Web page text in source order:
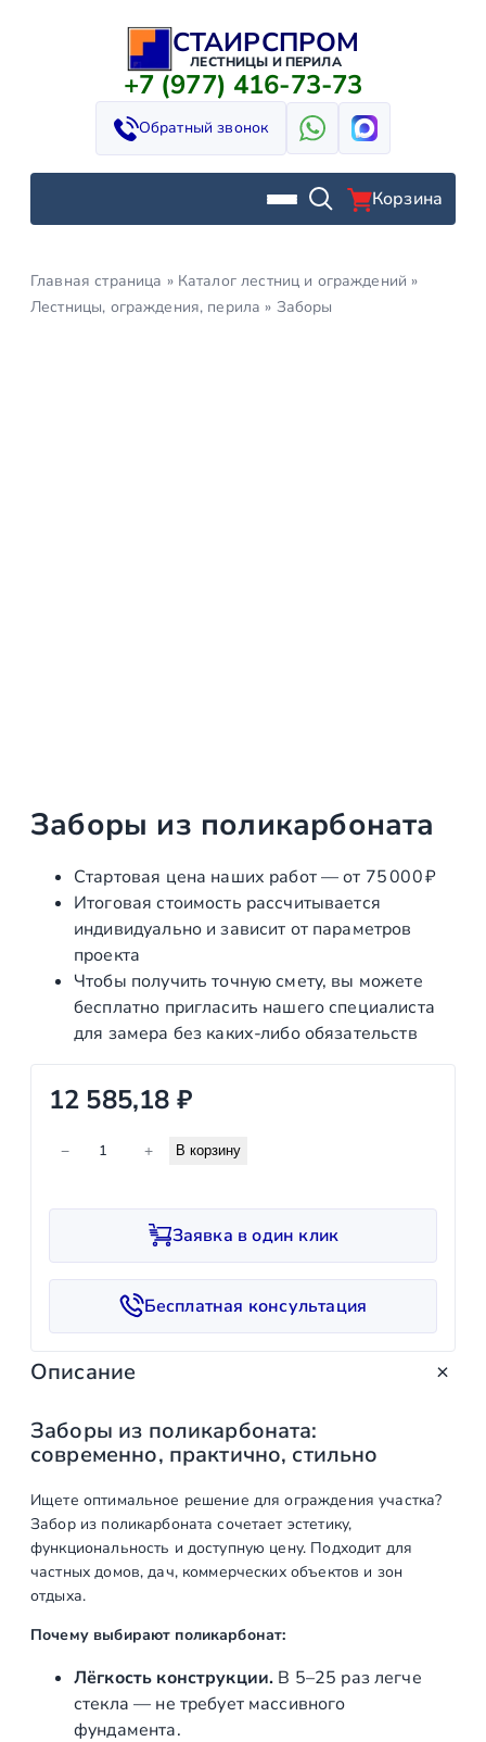
СТАИРСПРОМ
ЛЕСТНИЦЫ И ПЕРИЛА
+7 (977) 416-73-73
Обратный звонок
Корзина
Главная страница » Каталог лестниц и ограждений »
Лестницы, ограждения, перила » Заборы
Заборы из поликарбоната
Стартовая цена наших работ — от 75 000 ₽
Итоговая стоимость рассчитывается
индивидуально и зависит от параметров
проекта
Чтобы получить точную смету, вы можете
бесплатно пригласить нашего специалиста
для замера без каких‑либо обязательств
12 585,18 ₽
е
в
о
о
в
р
а
З
а
б
о
ы
− + В корзину
Заявка в один клик
Бесплатная консультация
Описание
Заборы из поликарбоната:
современно, практично, стильно
Ищете оптимальное решение для ограждения участка?
Забор из поликарбоната сочетает эстетику,
функциональность и доступную цену. Подходит для
частных домов, дач, коммерческих объектов и зон
отдыха.
Почему выбирают поликарбонат:
Лёгкость конструкции. В 5–25 раз легче
стекла — не требует массивного
фундамента.